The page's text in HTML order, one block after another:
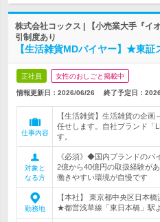
株式会社コックス | 【小売業大手『イ
引制度あり
【生活雑貨MDバイヤー】★東証
正社員 女性のおしごと掲載中
情報更新日：2026/06/26 終了予定日：
仕事内容
【生活雑貨】生活雑貨の企
任せします。自社ブランド「
す。
対象と
なる方
《必須》◆国内ブランドの
2億から40億円の取扱経験が
働きやすい環境が自慢です
勤務地
【本社】 東京都中央区日本
★都営浅草線「東日本橋」駅